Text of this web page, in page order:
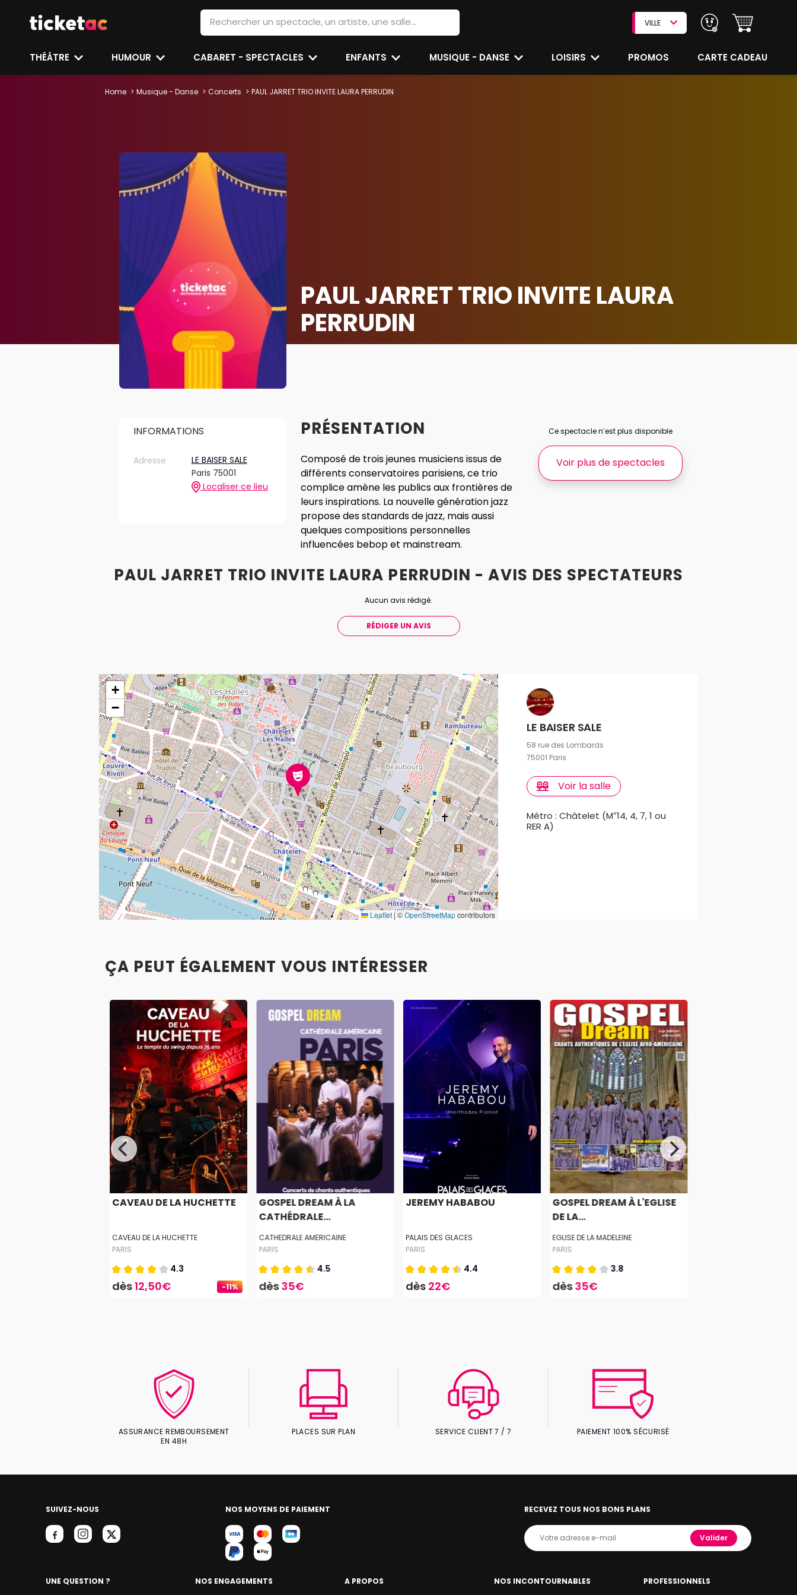
VILLE
THÉÂTRE HUMOUR CABARET - SPECTACLES ENFANTS MUSIQUE - DANSE LOISIRS PROMOS CARTE CADEAU
Home Musique - Danse Concerts PAUL JARRET TRIO INVITE LAURA PERRUDIN
PAUL JARRET TRIO INVITE LAURA
PERRUDIN
INFORMATIONS
Adresse
LE BAISER SALE
Paris 75001
Localiser ce lieu
PRÉSENTATION
Composé de trois jeunes musiciens issus de
différents conservatoires parisiens, ce trio
complice amène les publics aux frontières de
leurs inspirations. La nouvelle génération jazz
propose des standards de jazz, mais aussi
quelques compositions personnelles
influencées bebop et mainstream.
Ce spectacle n’est plus disponible
Voir plus de spectacles
PAUL JARRET TRIO INVITE LAURA PERRUDIN - AVIS DES SPECTATEURS
Aucun avis rédigé.
RÉDIGER UN AVIS
+
−
Leaflet |©OpenStreetMapcontributors
LE BAISER SALE
58 rue des Lombards
75001 Paris
Voir la salle
Métro : Châtelet (M°14, 4, 7, 1 ou
RER A)
ÇA PEUT ÉGALEMENT VOUS INTÉRESSER
-11%
CAVEAU DE LA HUCHETTE
CAVEAU DE LA HUCHETTE
PARIS
4.3
dès12,50€
GOSPEL DREAM À LA
CATHÉDRALE...
CATHEDRALE AMERICAINE
PARIS
4.5
dès35€
JEREMY HABABOU
PALAIS DES GLACES
PARIS
4.4
dès 22€
GOSPEL DREAM À L'EGLISE
DE LA...
EGLISE DE LA MADELEINE
PARIS
3.8
dès35€
ASSURANCE REMBOURSEMENT
EN 48H
PLACES SUR PLAN SERVICE CLIENT 7 / 7 PAIEMENT 100% SÉCURISÉ
SUIVEZ-NOUS NOS MOYENS DE PAIEMENT RECEVEZ TOUS NOS BONS PLANS
Valider
UNE QUESTION ? NOS ENGAGEMENTS A PROPOS NOS INCONTOURNABLES PROFESSIONNELS